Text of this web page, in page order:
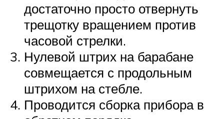
достаточно просто отвернуть
трещотку вращением против
часовой стрелки.
Нулевой штрих на барабане
совмещается с продольным
штрихом на стебле.
Проводится сборка прибора в